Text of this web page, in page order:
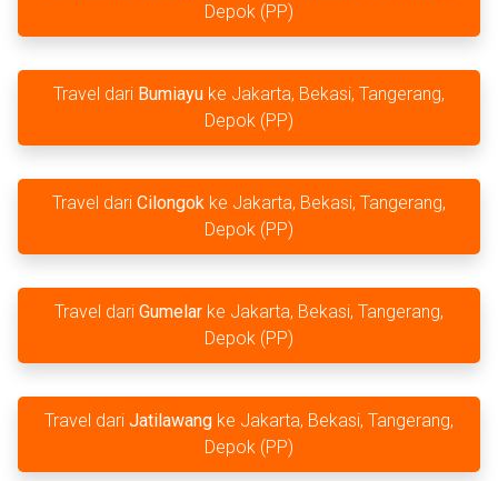
Depok (PP)
Travel dari Bumiayu ke Jakarta, Bekasi, Tangerang,
Depok (PP)
Travel dari Cilongok ke Jakarta, Bekasi, Tangerang,
Depok (PP)
Travel dari Gumelar ke Jakarta, Bekasi, Tangerang,
Depok (PP)
Travel dari Jatilawang ke Jakarta, Bekasi, Tangerang,
Depok (PP)